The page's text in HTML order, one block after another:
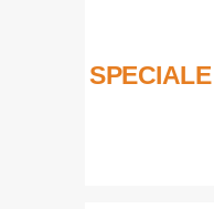
SPECIALE